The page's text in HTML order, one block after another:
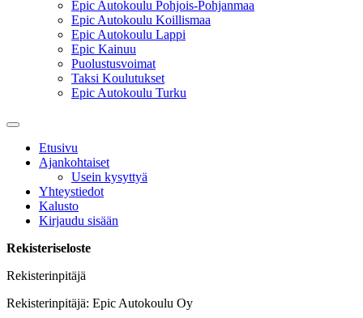
Epic Autokoulu Pohjois-Pohjanmaa
Epic Autokoulu Koillismaa
Epic Autokoulu Lappi
Epic Kainuu
Puolustusvoimat
Taksi Koulutukset
Epic Autokoulu Turku
Etusivu
Ajankohtaiset
Usein kysyttyä
Yhteystiedot
Kalusto
Kirjaudu sisään
Rekisteriseloste
Rekisterinpitäjä
Rekisterinpitäjä: Epic Autokoulu Oy